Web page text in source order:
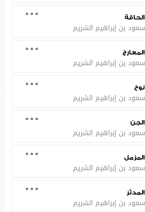
الحاقة
سعود بن إبراهيم الشريم
المعارج
سعود بن إبراهيم الشريم
نوح
سعود بن إبراهيم الشريم
الجن
سعود بن إبراهيم الشريم
المزمل
سعود بن إبراهيم الشريم
المدثر
سعود بن إبراهيم الشريم